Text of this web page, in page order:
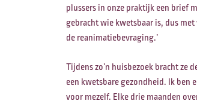
plussers in onze praktijk een brief
gebracht wie kwetsbaar is, dus
de reanimatiebevraging.’
Tijdens zo’n huisbezoek bracht ze
een kwetsbare gezondheid. Ik ben
voor mezelf. Elke drie maanden